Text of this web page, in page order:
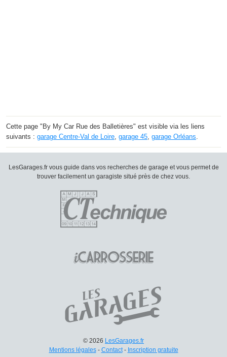
Cette page "By My Car Rue des Balletières" est visible via les liens
suivants : garage Centre-Val de Loire, garage 45, garage Orléans.
LesGarages.fr vous guide dans vos recherches de garage et vous permet de
trouver facilement un garagiste situé près de chez vous.
© 2026 LesGarages.fr
Mentions légales- Contact- Inscription gratuite